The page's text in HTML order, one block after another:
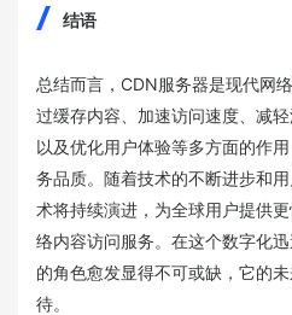
结语
总结而言，CDN服务器是现代网
过缓存内容、加速访问速度、减
以及优化用户体验等多方面的作
务品质。随着技术的不断进步和
术将持续演进，为全球用户提供
络内容访问服务。在这个数字化
的角色愈发显得不可或缺，它的
待。